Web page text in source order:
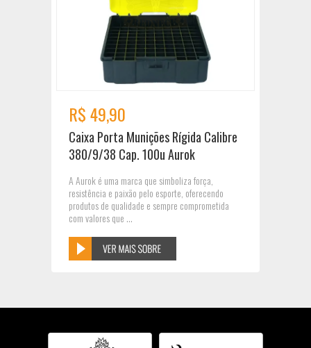
R$ 49,90
Caixa Porta Munições Rígida Calibre
380/9/38 Cap. 100u Aurok
A Aurok é uma marca que simboliza força,
resistência e paixão pelo esporte, oferecendo
produtos de qualidade e sempre comprometida
com valores que ...